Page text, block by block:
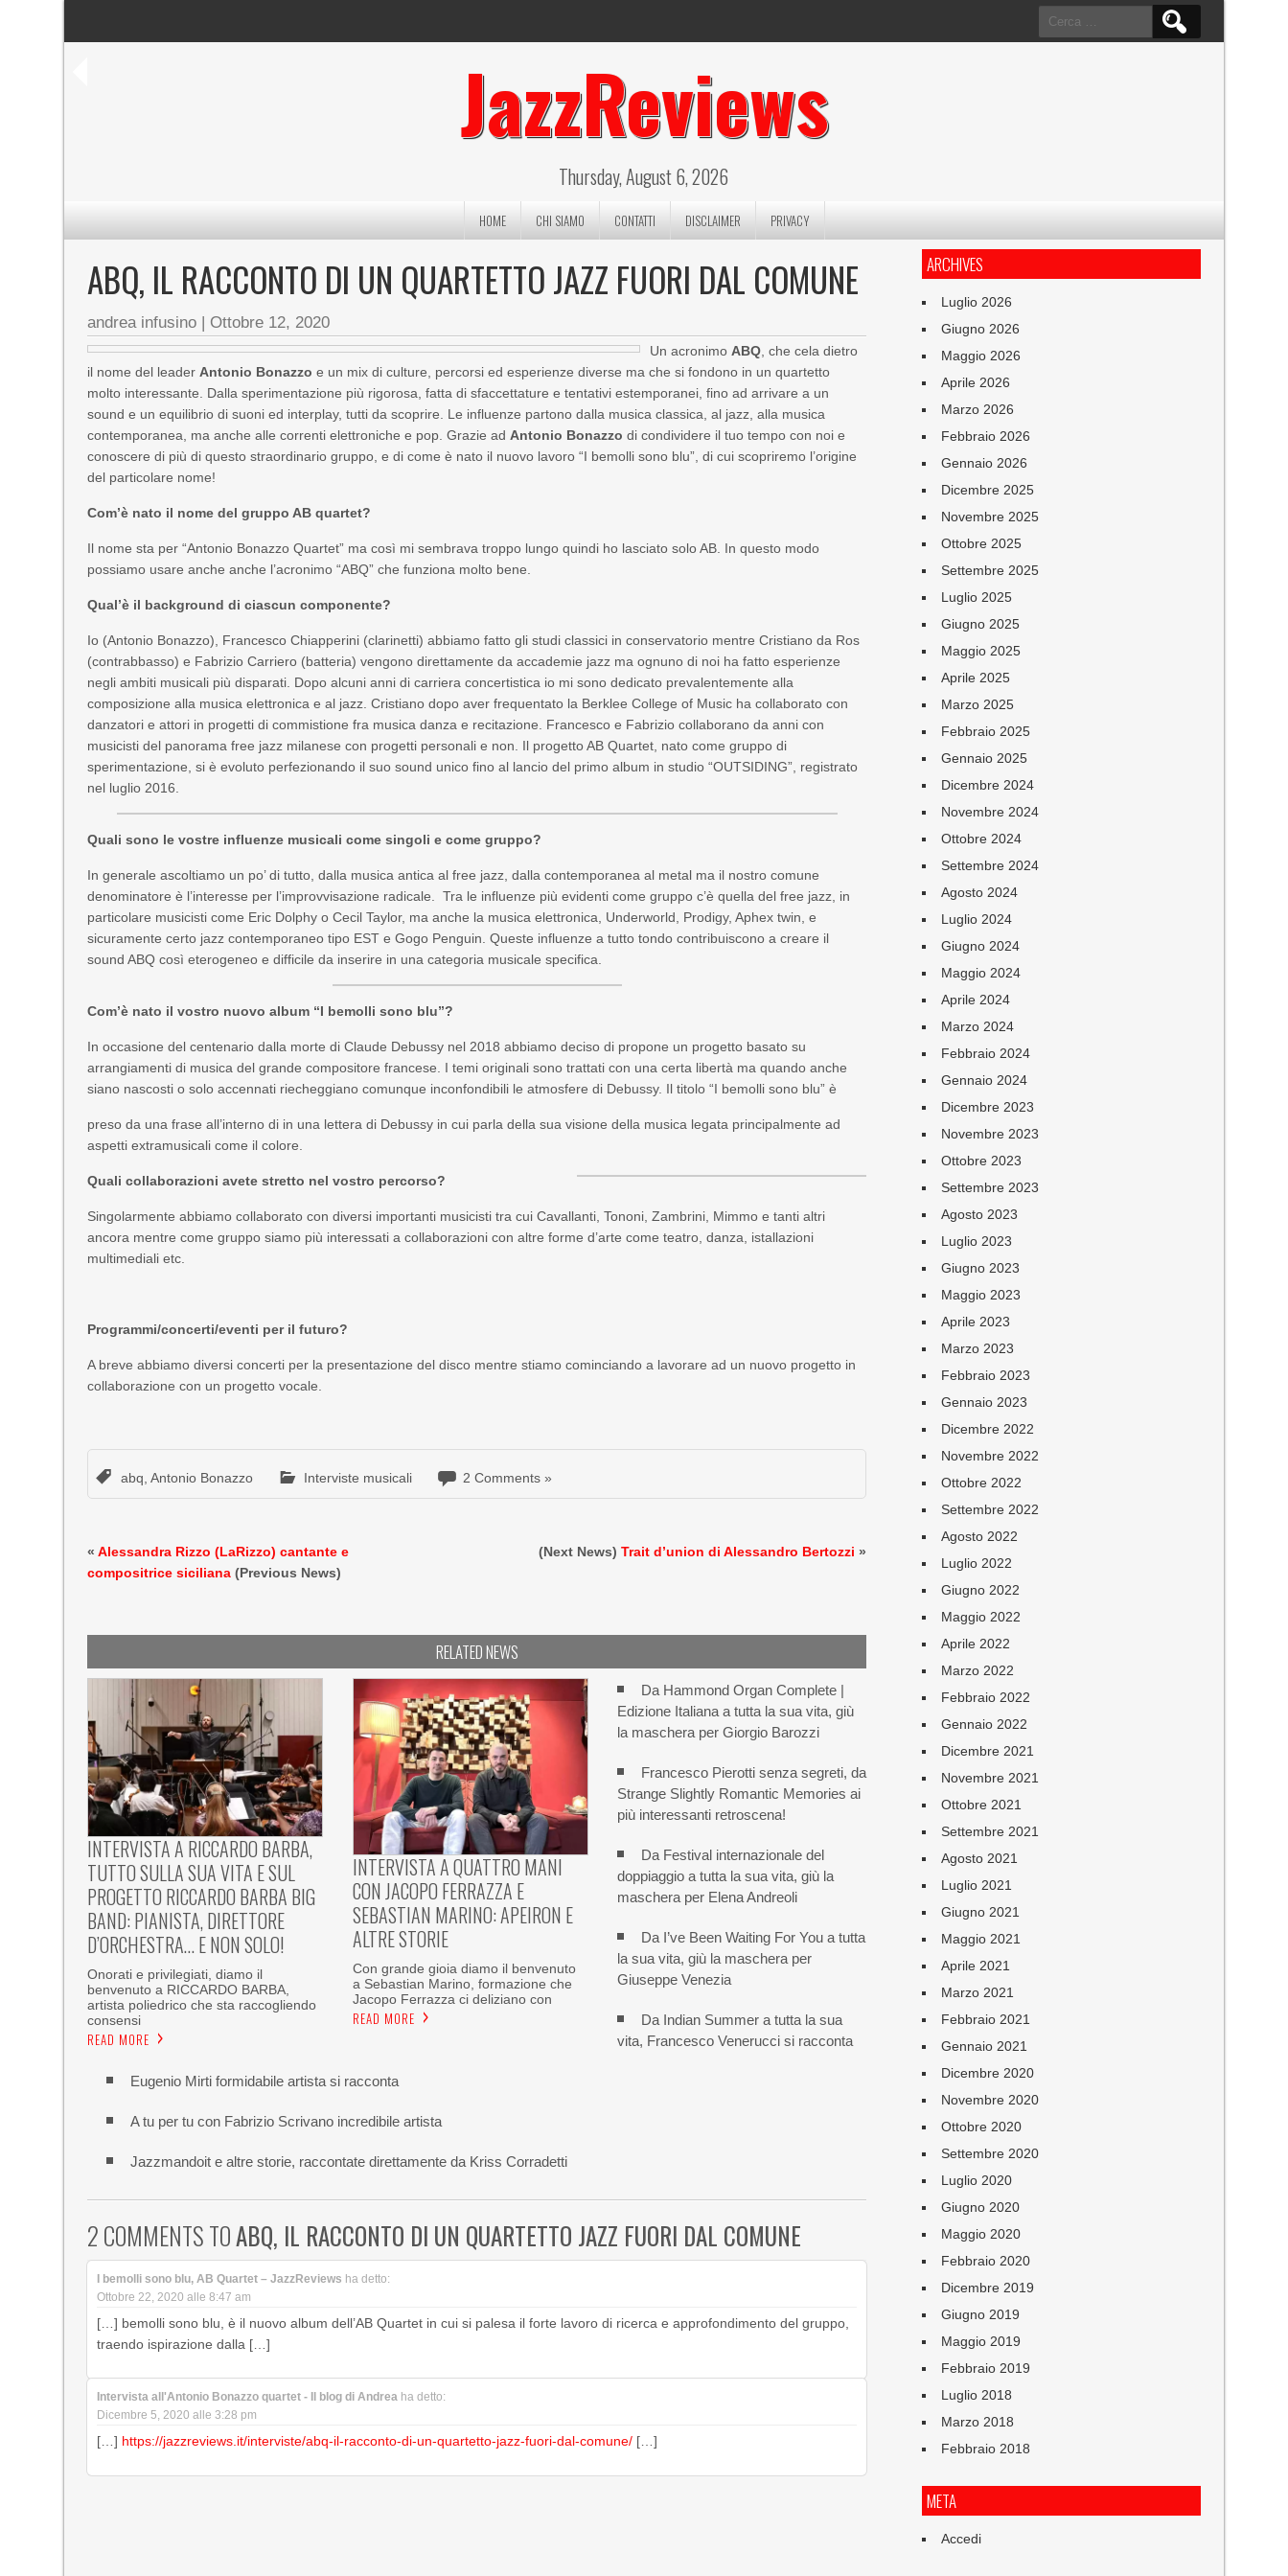
Ricerca
per:
JazzReviews
Thursday, August 6, 2026
HOME CHI SIAMO CONTATTI DISCLAIMER PRIVACY
ABQ, IL RACCONTO DI UN QUARTETTO JAZZ FUORI DAL COMUNE
andrea infusino | Ottobre 12, 2020
Un acronimo ABQ , che cela dietro
il nome del leader Antonio Bonazzo e un mix di culture, percorsi ed esperienze diverse ma che si fondono in un quartetto
molto interessante. Dalla sperimentazione più rigorosa, fatta di sfaccettature e tentativi estemporanei, fino ad arrivare a un
sound e un equilibrio di suoni ed interplay, tutti da scoprire. Le influenze partono dalla musica classica, al jazz, alla musica
contemporanea, ma anche alle correnti elettroniche e pop. Grazie ad Antonio Bonazzo di condividere il tuo tempo con noi e
conoscere di più di questo straordinario gruppo, e di come è nato il nuovo lavoro “I bemolli sono blu”, di cui scopriremo l’origine
del particolare nome!
Com’è nato il nome del gruppo AB quartet?
Il nome sta per “Antonio Bonazzo Quartet” ma così mi sembrava troppo lungo quindi ho lasciato solo AB. In questo modo
possiamo usare anche anche l’acronimo “ABQ” che funziona molto bene.
Qual’è il background di ciascun componente?
Io (Antonio Bonazzo), Francesco Chiapperini (clarinetti) abbiamo fatto gli studi classici in conservatorio mentre Cristiano da Ros
(contrabbasso) e Fabrizio Carriero (batteria) vengono direttamente da accademie jazz ma ognuno di noi ha fatto esperienze
negli ambiti musicali più disparati. Dopo alcuni anni di carriera concertistica io mi sono dedicato prevalentemente alla
composizione alla musica elettronica e al jazz. Cristiano dopo aver frequentato la Berklee College of Music ha collaborato con
danzatori e attori in progetti di commistione fra musica danza e recitazione. Francesco e Fabrizio collaborano da anni con
musicisti del panorama free jazz milanese con progetti personali e non. Il progetto AB Quartet, nato come gruppo di
sperimentazione, si è evoluto perfezionando il suo sound unico fino al lancio del primo album in studio “OUTSIDING”, registrato
nel luglio 2016.
Quali sono le vostre influenze musicali come singoli e come gruppo?
In generale ascoltiamo un po’ di tutto, dalla musica antica al free jazz, dalla contemporanea al metal ma il nostro comune
denominatore è l’interesse per l’improvvisazione radicale. Tra le influenze più evidenti come gruppo c’è quella del free jazz, in
particolare musicisti come Eric Dolphy o Cecil Taylor, ma anche la musica elettronica, Underworld, Prodigy, Aphex twin, e
sicuramente certo jazz contemporaneo tipo EST e Gogo Penguin. Queste influenze a tutto tondo contribuiscono a creare il
sound ABQ così eterogeneo e difficile da inserire in una categoria musicale specifica.
Com’è nato il vostro nuovo album “I bemolli sono blu”?
In occasione del centenario dalla morte di Claude Debussy nel 2018 abbiamo deciso di propone un progetto basato su
arrangiamenti di musica del grande compositore francese. I temi originali sono trattati con una certa libertà ma quando anche
siano nascosti o solo accennati riecheggiano comunque inconfondibili le atmosfere di Debussy. Il titolo “I bemolli sono blu” è
preso da una frase all’interno di in una lettera di Debussy in cui parla della sua visione della musica legata principalmente ad
aspetti extramusicali come il colore.
Quali collaborazioni avete stretto nel vostro percorso?
Singolarmente abbiamo collaborato con diversi importanti musicisti tra cui Cavallanti, Tononi, Zambrini, Mimmo e tanti altri
ancora mentre come gruppo siamo più interessati a collaborazioni con altre forme d’arte come teatro, danza, istallazioni
multimediali etc.
Programmi/concerti/eventi per il futuro?
A breve abbiamo diversi concerti per la presentazione del disco mentre stiamo cominciando a lavorare ad un nuovo progetto in
collaborazione con un progetto vocale.
abq ,Antonio Bonazzo Interviste musicali 2 Comments »
«Alessandra Rizzo (LaRizzo) cantante e
compositrice siciliana (Previous News)
(Next News)Trait d’union di Alessandro Bertozzi »
RELATED NEWS
INTERVISTA A RICCARDO BARBA,
TUTTO SULLA SUA VITA E SUL
PROGETTO RICCARDO BARBA BIG
BAND: PIANISTA, DIRETTORE
D’ORCHESTRA… E NON SOLO!
Onorati e privilegiati, diamo il
benvenuto a RICCARDO BARBA,
artista poliedrico che sta raccogliendo
consensi
READ MORE
INTERVISTA A QUATTRO MANI
CON JACOPO FERRAZZA E
SEBASTIAN MARINO: APEIRON E
ALTRE STORIE
Con grande gioia diamo il benvenuto
a Sebastian Marino, formazione che
Jacopo Ferrazza ci deliziano con
READ MORE
Da Hammond Organ Complete |
Edizione Italiana a tutta la sua vita, giù
la maschera per Giorgio Barozzi
Francesco Pierotti senza segreti, da
Strange Slightly Romantic Memories ai
più interessanti retroscena!
Da Festival internazionale del
doppiaggio a tutta la sua vita, giù la
maschera per Elena Andreoli
Da I’ve Been Waiting For You a tutta
la sua vita, giù la maschera per
Giuseppe Venezia
Da Indian Summer a tutta la sua
vita, Francesco Venerucci si racconta
Eugenio Mirti formidabile artista si racconta
A tu per tu con Fabrizio Scrivano incredibile artista
Jazzmandoit e altre storie, raccontate direttamente da Kriss Corradetti
2 COMMENTS TOABQ, IL RACCONTO DI UN QUARTETTO JAZZ FUORI DAL COMUNE
I bemolli sono blu, AB Quartet – JazzReviews ha detto:
Ottobre 22, 2020 alle 8:47 am
[…] bemolli sono blu, è il nuovo album dell’AB Quartet in cui si palesa il forte lavoro di ricerca e approfondimento del gruppo,
traendo ispirazione dalla […]
Intervista all'Antonio Bonazzo quartet - Il blog di Andrea ha detto:
Dicembre 5, 2020 alle 3:28 pm
[…] https://jazzreviews.it/interviste/abq-il-racconto-di-un-quartetto-jazz-fuori-dal-comune/ […]
ARCHIVES
Luglio 2026
Giugno 2026
Maggio 2026
Aprile 2026
Marzo 2026
Febbraio 2026
Gennaio 2026
Dicembre 2025
Novembre 2025
Ottobre 2025
Settembre 2025
Luglio 2025
Giugno 2025
Maggio 2025
Aprile 2025
Marzo 2025
Febbraio 2025
Gennaio 2025
Dicembre 2024
Novembre 2024
Ottobre 2024
Settembre 2024
Agosto 2024
Luglio 2024
Giugno 2024
Maggio 2024
Aprile 2024
Marzo 2024
Febbraio 2024
Gennaio 2024
Dicembre 2023
Novembre 2023
Ottobre 2023
Settembre 2023
Agosto 2023
Luglio 2023
Giugno 2023
Maggio 2023
Aprile 2023
Marzo 2023
Febbraio 2023
Gennaio 2023
Dicembre 2022
Novembre 2022
Ottobre 2022
Settembre 2022
Agosto 2022
Luglio 2022
Giugno 2022
Maggio 2022
Aprile 2022
Marzo 2022
Febbraio 2022
Gennaio 2022
Dicembre 2021
Novembre 2021
Ottobre 2021
Settembre 2021
Agosto 2021
Luglio 2021
Giugno 2021
Maggio 2021
Aprile 2021
Marzo 2021
Febbraio 2021
Gennaio 2021
Dicembre 2020
Novembre 2020
Ottobre 2020
Settembre 2020
Luglio 2020
Giugno 2020
Maggio 2020
Febbraio 2020
Dicembre 2019
Giugno 2019
Maggio 2019
Febbraio 2019
Luglio 2018
Marzo 2018
Febbraio 2018
META
Accedi